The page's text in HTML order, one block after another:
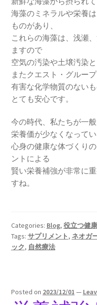
海藻のミネラルや栄養
ものがあり、
これらの海藻は、浅瀬
ますので
空気の汚染や土壌汚染
またクエスト・グルー
有害な化学物質のない
とても安心です。
今の時代、私たちが一
栄養価が少なくなって
心身の健康な体づくり
ントによる
賢い栄養補強が非常に
すね。
Categories: Blog, 役立つ健
Tags: サプリメント , ネオガ
ック, 自然療法
Posted on 2023/12/01 —